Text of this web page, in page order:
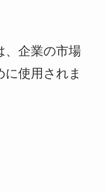
、企業の市場
使用されま